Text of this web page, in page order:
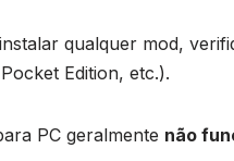
qualquer mod,
Edition, etc.).
PC geralmente não